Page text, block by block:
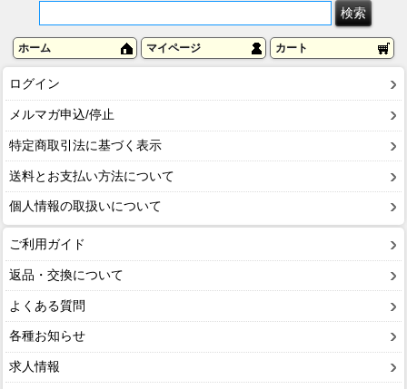
ホーム マイページ カート
ログイン
メルマガ申込/停止
特定商取引法に基づく表示
送料とお支払い方法について
個人情報の取扱いについて
ご利用ガイド
返品・交換について
よくある質問
各種お知らせ
求人情報